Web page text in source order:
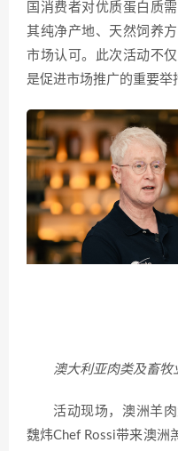
国消费者对优质蛋白质
其纯净产地、天然饲养
市场认可。此次活动不
是促进市场推广的重要举
澳大利亚肉类及畜
活动现场，澳洲羊
魏炜Chef Rossi带来澳洲